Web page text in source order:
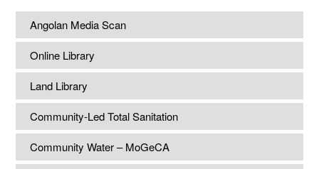
Angolan Media Scan
Online Library
Land Library
Community-Led Total Sanitation
Community Water – MoGeCA